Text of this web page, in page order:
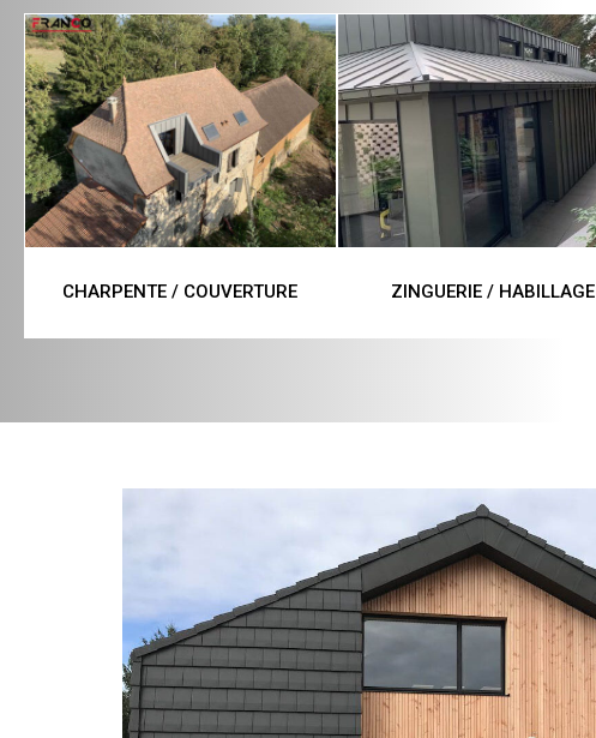
CHARPENTE / COUVERTURE ZINGUERIE / HABILLAGE